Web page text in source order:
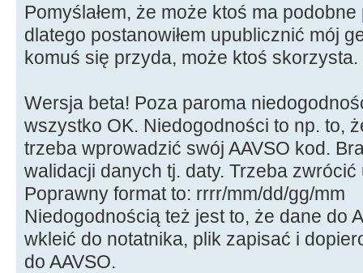
Pomyślałem, że może ktoś ma
dlatego postanowiłem upublicznić mój
komuś się przyda, może ktoś skorzysta.
Wersja beta! Poza paroma
wszystko OK. Niedogodności to np. to,
trzeba wprowadzić swój AAVSO kod.
walidacji danych tj. daty. Trzeba
Poprawny format to: rrrr/mm/dd/gg/mm
Niedogodnością też jest to, że dane do
wkleić do notatnika, plik zapisać i
do AAVSO.